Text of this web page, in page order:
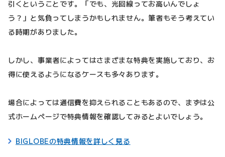
引くということです。「でも、光回線ってお高いんでしょ
う？」と気負ってしまうかもしれません。筆者もそう考えてい
る時期がありました。
しかし、事業者によってはさまざまな特典を実施しており、お
得に使えるようになるケースも多々あります。
場合によっては通信費を抑えられることもあるので、まずは公
式ホームページで特典情報を確認してみるとよいでしょう。
BIGLOBEの特典情報を詳しく見る